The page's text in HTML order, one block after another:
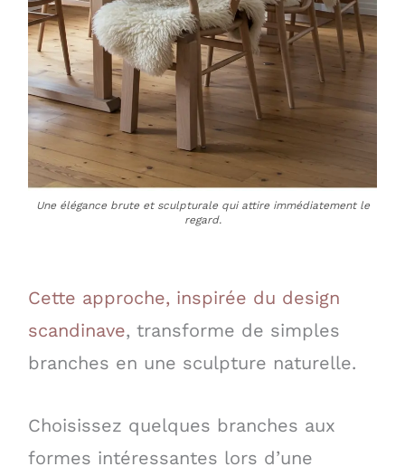
Une élégance brute et sculpturale qui attire immédiatement le
regard.
Cette approche, inspirée du design
scandinave, transforme de simples
branches en une sculpture naturelle.
Choisissez quelques branches aux
formes intéressantes lors d’une